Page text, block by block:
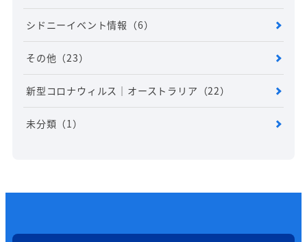
シドニーイベント情報 （6）
その他 （23）
新型コロナウィルス｜オーストラリア （22）
未分類 （1）